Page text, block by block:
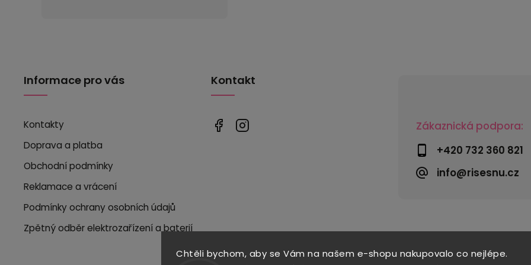
Chtěli bychom, aby se Vám na našem e-shopu nakupovalo co nejlépe.
Zákaznická podpora:
+420 732 360 821
info@risesnu.cz
Informace pro vás
Kontakty
Doprava a platba
Obchodní podmínky
Reklamace a vrácení
Podmínky ochrany osobních údajů
Zpětný odběr elektrozařízení a baterií
Kontakt